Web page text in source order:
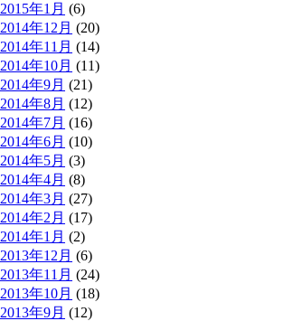
2015年1月 (6)
2014年12月 (20)
2014年11月 (14)
2014年10月 (11)
2014年9月 (21)
2014年8月 (12)
2014年7月 (16)
2014年6月 (10)
2014年5月 (3)
2014年4月 (8)
2014年3月 (27)
2014年2月 (17)
2014年1月 (2)
2013年12月 (6)
2013年11月 (24)
2013年10月 (18)
2013年9月 (12)